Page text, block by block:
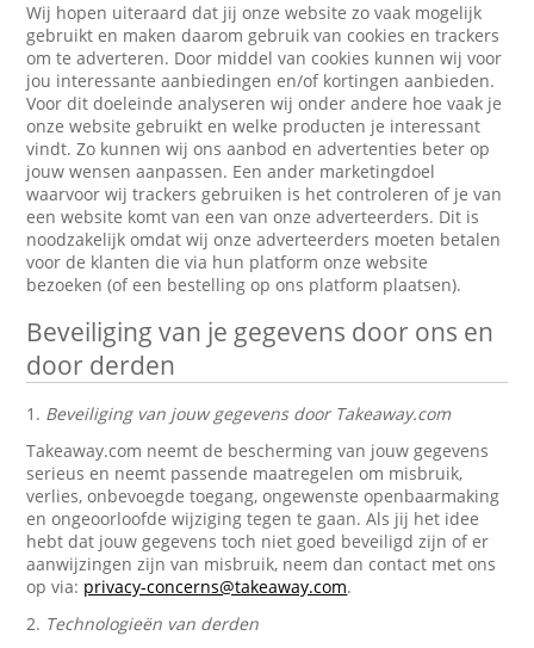
Wij hopen uiteraard dat jij onze website zo vaak mogelijk
gebruikt en maken daarom gebruik van cookies en trackers
om te adverteren. Door middel van cookies kunnen wij voor
jou interessante aanbiedingen en/of kortingen aanbieden.
Voor dit doeleinde analyseren wij onder andere hoe vaak je
onze website gebruikt en welke producten je interessant
vindt. Zo kunnen wij ons aanbod en advertenties beter op
jouw wensen aanpassen. Een ander marketingdoel
waarvoor wij trackers gebruiken is het controleren of je van
een website komt van een van onze adverteerders. Dit is
noodzakelijk omdat wij onze adverteerders moeten betalen
voor de klanten die via hun platform onze website
bezoeken (of een bestelling op ons platform plaatsen).
Beveiliging van je gegevens door ons en
door derden
1. Beveiliging van jouw gegevens door Takeaway.com
Takeaway.com neemt de bescherming van jouw gegevens
serieus en neemt passende maatregelen om misbruik,
verlies, onbevoegde toegang, ongewenste openbaarmaking
en ongeoorloofde wijziging tegen te gaan. Als jij het idee
hebt dat jouw gegevens toch niet goed beveiligd zijn of er
aanwijzingen zijn van misbruik, neem dan contact met ons
op via: privacy-concerns@takeaway.com.
2. Technologieën van derden